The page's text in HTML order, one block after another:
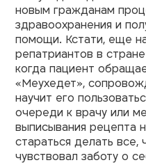
новым гражданам
здравоохранения и
помощи. Кстати, еще
репатриантов в
когда пациент
«Меухедет»,
научит его
очереди к врачу или
выписывания рецепта
стараться делать все,
чувствовал заботу о